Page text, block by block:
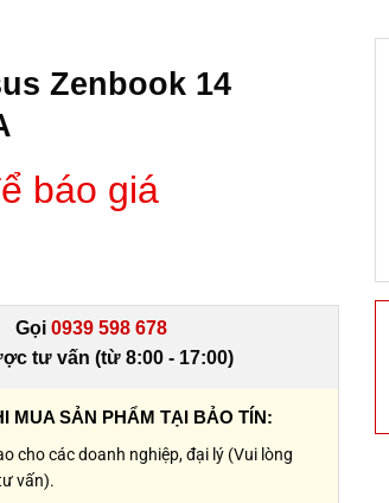
Zenbook 14
báo giá
Gọi 0939 598 678
tư vấn (từ 8:00 - 17:00)
MUA SẢN PHẨM TẠI BẢO TÍN:
cho các doanh nghiệp, đại lý (Vui lòng
vấn).